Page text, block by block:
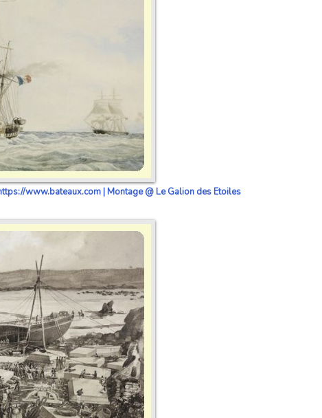
www.bateaux.com | Montage @ Le Galion des Etoiles